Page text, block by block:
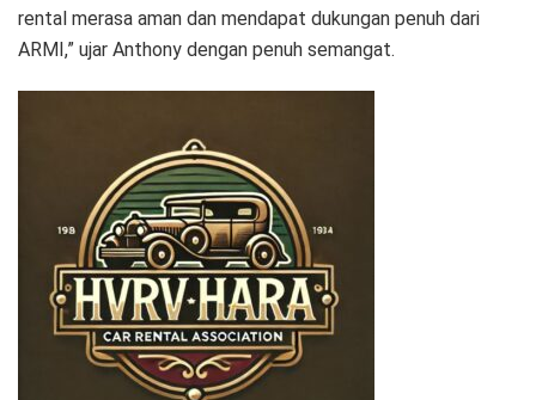
rental merasa aman dan mendapat dukungan penuh dari
ARMI,” ujar Anthony dengan penuh semangat.